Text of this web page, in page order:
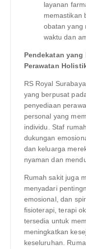
layanan
memastikan
obatan yang
waktu dan
Pendekatan
Perawatan
RS Royal
yang berpusat
penyediaan
personal yang
individu. Staf
dukungan
dan keluarga
nyaman dan
Rumah sakit juga
menyadari
emosional, dan
fisioterapi, terapi
tersedia untuk
meningkatkan
keseluruhan.